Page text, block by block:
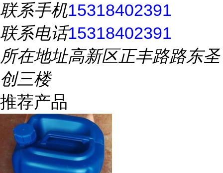
联系手机15318402391
联系电话15318402391
所在地址高新区正丰路路东圣
创三楼
推荐产品